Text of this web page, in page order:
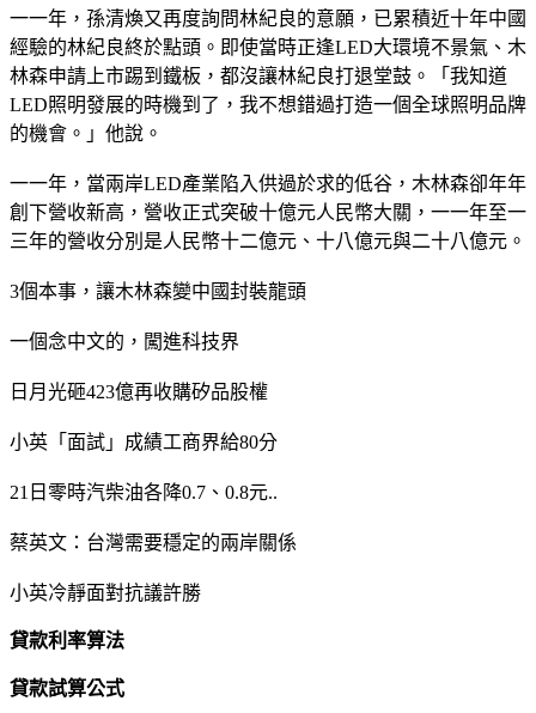
一一年，孫清煥又再度詢問林紀良的意願，已累積近十年中國
經驗的林紀良終於點頭。即使當時正逢LED大環境不景氣、木
林森申請上市踢到鐵板，都沒讓林紀良打退堂鼓。「我知道
LED照明發展的時機到了，我不想錯過打造一個全球照明品牌
的機會。」他說。
一一年，當兩岸LED產業陷入供過於求的低谷，木林森卻年年
創下營收新高，營收正式突破十億元人民幣大關，一一年至一
三年的營收分別是人民幣十二億元、十八億元與二十八億元。
3個本事，讓木林森變中國封裝龍頭
一個念中文的，闖進科技界
日月光砸423億再收購矽品股權
小英「面試」成績工商界給80分
21日零時汽柴油各降0.7、0.8元..
蔡英文：台灣需要穩定的兩岸關係
小英冷靜面對抗議許勝
貸款利率算法
貸款試算公式